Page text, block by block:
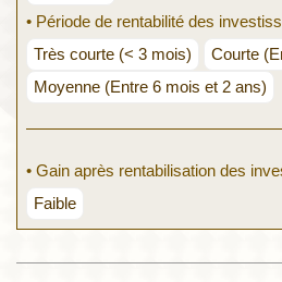
• Période de rentabilité des
Très courte (< 3 mois)
Courte
Moyenne (Entre 6 mois et 2 ans)
• Gain après rentabilisation des
Faible